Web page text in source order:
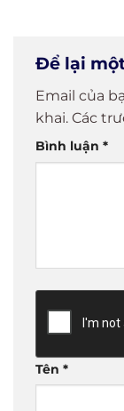
Để lại
Email của
khai. Các
Bình luận *
Tên *